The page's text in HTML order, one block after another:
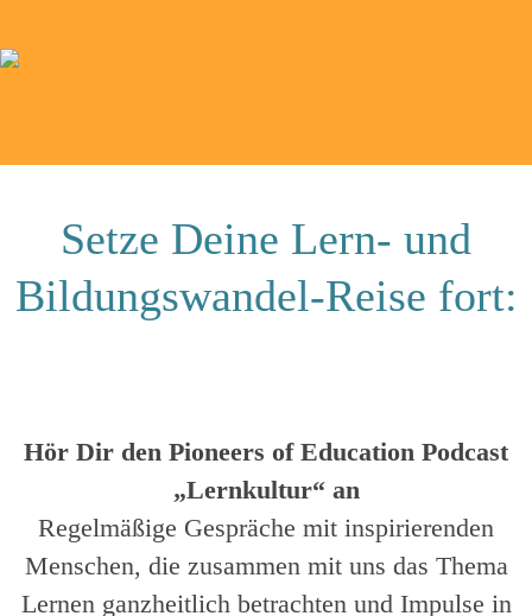
Setze Deine Lern- und
Bildungswandel-Reise fort:
Hör Dir den Pioneers of Education Podcast
„Lernkultur“ an
Regelmäßige Gespräche mit inspirierenden
Menschen, die zusammen mit uns das Thema
Lernen ganzheitlich betrachten und Impulse in